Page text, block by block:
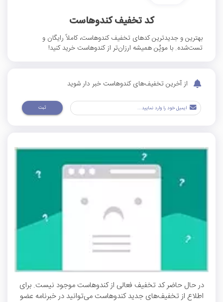
کد تخفیف کندوهاست
بهترین و جدیدترین کدهای تخفیف کندوهاست، کاملاً رایگان و
تست‌شده. با موپُن همیشه ارزان‌تر از کندوهاست خرید کنید!
از آخرین تخفیف‌های کندوهاست خبر دار شوید
ثبت
در حال حاضر کد تخفیف فعالی از کندوهاست موجود نیست. برای
اطلاع از تخفیف‌های جدید کندوهاست می‌توانید در خبرنامه عضو